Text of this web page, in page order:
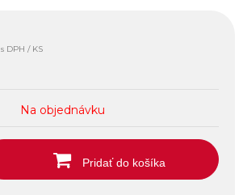
s DPH / KS
Na objednávku
Pridať do košíka